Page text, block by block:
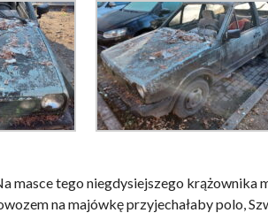
masce tego niegdysiejszego krążownika
na majówkę przyjechałaby polo,